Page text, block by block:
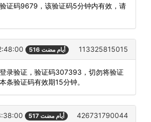
验证码9679，该验证码5分钟内有效，请
516 أيام مضت 113325815015
登录验证，验证码307393，切勿将验证
条验证码有效期15分钟。
517 أيام مضت 426731790044